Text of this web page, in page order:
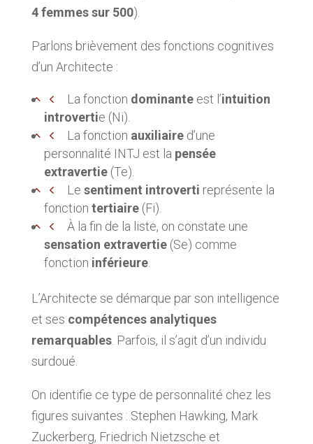
4 femmes sur 500).
Parlons brièvement des fonctions cognitives
d’un Architecte :
La fonction dominante est l’intuition
introvertie (Ni).
La fonction auxiliaire d’une
personnalité INTJ est la pensée
extravertie(Te).
Le sentiment introverti représente la
fonction tertiaire (Fi).
À la fin de la liste, on constate une
sensation extravertie(Se) comme
fonction inférieure.
L’Architecte se démarque par son intelligence
et ses compétences analytiques
remarquables. Parfois, il s’agit d’un individu
surdoué.
On identifie ce type de personnalité chez les
figures suivantes : Stephen Hawking, Mark
Zuckerberg, Friedrich Nietzsche et